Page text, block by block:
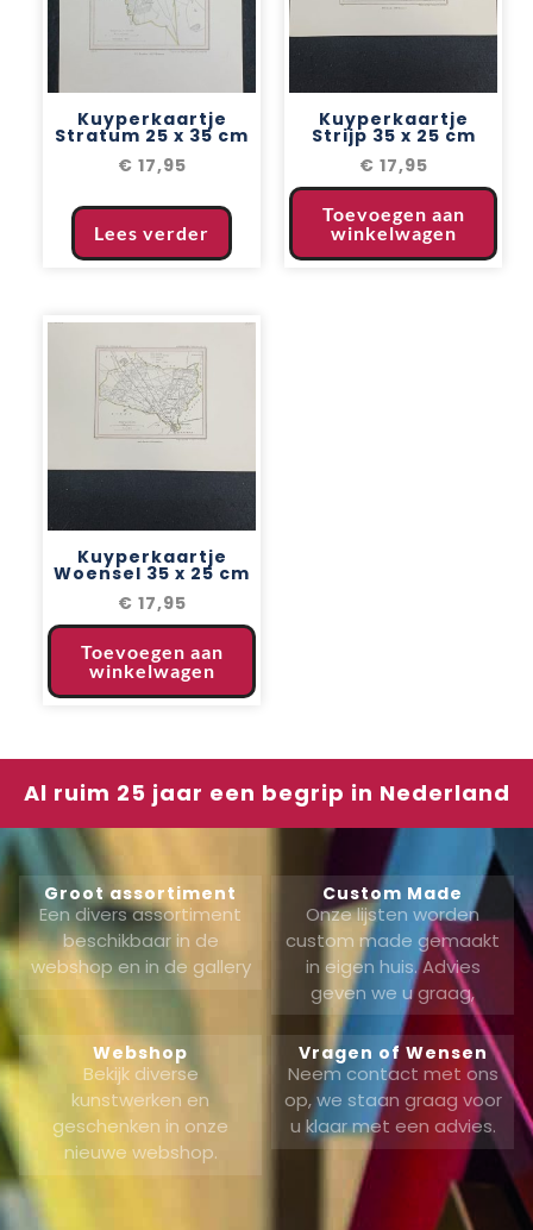
Kuyperkaartje
Stratum 25 x 35 cm
€ 17,95
Lees verder
Kuyperkaartje
Strijp 35 x 25 cm
€ 17,95
Toevoegen aan
winkelwagen
Kuyperkaartje
Woensel 35 x 25 cm
€ 17,95
Toevoegen aan
winkelwagen
Al ruim 25 jaar een begrip in Nederland
Groot assortiment
Een divers assortiment
beschikbaar in de
webshop en in de gallery
Custom Made
Onze lijsten worden
custom made gemaakt
in eigen huis. Advies
geven we u graag,
Webshop
Bekijk diverse
kunstwerken en
geschenken in onze
nieuwe webshop.
Vragen of Wensen
Neem contact met ons
op, we staan graag voor
u klaar met een advies.